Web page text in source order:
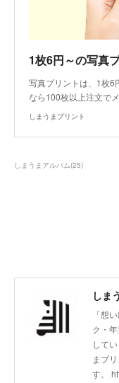
写真プリントは、1枚6
なら100枚以上注文で
しまうまプリント
しまうまアルバム(25)
しま
「想
ク・
して
まプ
す。